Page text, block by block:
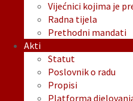
Vijećnici kojima je
Radna tijela
Prethodni mandati
Akti
Statut
Poslovnik o radu
Propisi
Platforma